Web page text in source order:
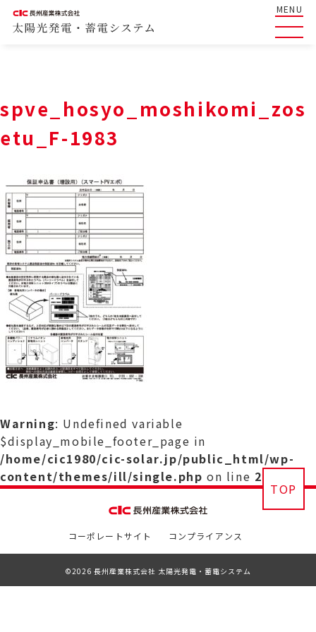
MENU
spve_hosyo_moshikomi_zos
etu_F-1983
Warning: Undefined variable
$display_mobile_footer_page in
/home/cic1980/cic-solar.jp/public_html/wp-
content/themes/ill/single.php on line 29
TOP
コーポレートサイト コンプライアンス
©2026 長州産業株式会社 太陽光発電・蓄電システム